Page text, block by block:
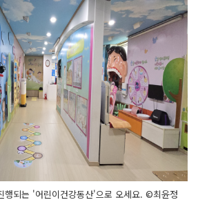
행되는 '어린이건강동산'으로 오세요. ©최윤정